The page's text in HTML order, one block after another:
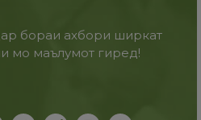
бораи ахбори ширкат
мо маълумот гиред!